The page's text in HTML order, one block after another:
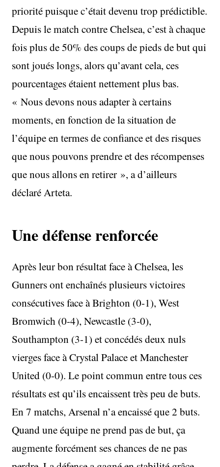
priorité puisque c’était devenu trop prédictible.
Depuis le match contre Chelsea, c’est à chaque
fois plus de 50% des coups de pieds de but qui
sont joués longs, alors qu’avant cela, ces
pourcentages étaient nettement plus bas.
« Nous devons nous adapter à certains
moments, en fonction de la situation de
l’équipe en termes de confiance et des risques
que nous pouvons prendre et des récompenses
que nous allons en retirer », a d’ailleurs
déclaré Arteta.
Une défense renforcée
Après leur bon résultat face à Chelsea, les
Gunners ont enchaînés plusieurs victoires
consécutives face à Brighton (0-1), West
Bromwich (0-4), Newcastle (3-0),
Southampton (3-1) et concédés deux nuls
vierges face à Crystal Palace et Manchester
United (0-0). Le point commun entre tous ces
résultats est qu’ils encaissent très peu de buts.
En 7 matchs, Arsenal n’a encaissé que 2 buts.
Quand une équipe ne prend pas de but, ça
augmente forcément ses chances de ne pas